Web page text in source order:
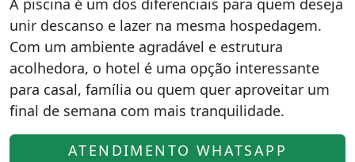
A piscina é um dos diferenciais para quem deseja
unir descanso e lazer na mesma hospedagem.
Com um ambiente agradável e estrutura
acolhedora, o hotel é uma opção interessante
para casal, família ou quem quer aproveitar um
final de semana com mais tranquilidade.
ATENDIMENTO WHATSAPP